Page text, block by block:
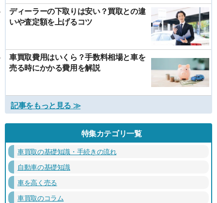
ディーラーの下取りは安い？買取との違
いや査定額を上げるコツ
車買取費用はいくら？手数料相場と車を
売る時にかかる費用を解説
記事をもっと見る ≫
特集カテゴリ一覧
車買取の基礎知識・手続きの流れ
自動車の基礎知識
車を高く売る
車買取のコラム